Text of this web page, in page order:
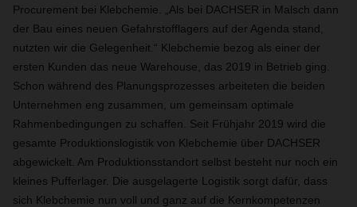
Procurement bei Klebchemie. „Als bei DACHSER in Malsch dann
der Bau eines neuen Gefahrstofflagers auf der Agenda stand,
nutzten wir die Gelegenheit.“ Klebchemie bezog als einer der
ersten Kunden das neue Warehouse, das 2019 in Betrieb ging.
Schon während des Planungsprozesses arbeiteten die beiden
Unternehmen eng zusammen, um gemeinsam optimale
Rahmenbedingungen zu schaffen. Seit Frühjahr 2019 wird die
gesamte Produktionslogistik von Klebchemie über DACHSER
abgewickelt. Am Produktionsstandort selbst besteht nur noch ein
kleines Pufferlager. Die ausgelagerte Logistik sorgt dafür, dass
sich Klebchemie nun voll und ganz auf die Kernkompetenzen